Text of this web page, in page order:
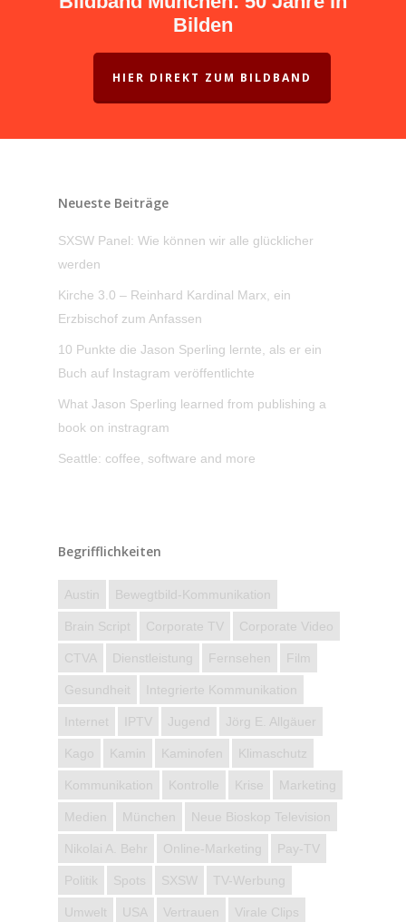
Bilden
HIER DIREKT ZUM BILDBAND
Neueste Beiträge
SXSW Panel: Wie können wir alle glücklicher
werden
Kirche 3.0 – Reinhard Kardinal Marx, ein
Erzbischof zum Anfassen
10 Punkte die Jason Sperling lernte, als er ein
Buch auf Instagram veröffentlichte
What Jason Sperling learned from publishing a
book on instragram
Seattle: coffee, software and more
Begrifflichkeiten
Austin Bewegtbild-Kommunikation
Brain Script Corporate TV Corporate Video
CTVA Dienstleistung Fernsehen Film
Gesundheit Integrierte Kommunikation
Internet IPTV Jugend Jörg E. Allgäuer
Kago Kamin Kaminofen Klimaschutz
Kommunikation Kontrolle Krise Marketing
Medien München Neue Bioskop Television
Nikolai A. Behr Online-Marketing Pay-TV
Politik Spots SXSW TV-Werbung
Umwelt USA Vertrauen Virale Clips